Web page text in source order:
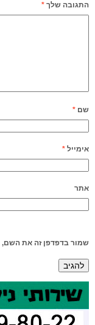
התגובה שלך *
שם *
אימייל *
אתר
שמור בדפדפן זה את השם,